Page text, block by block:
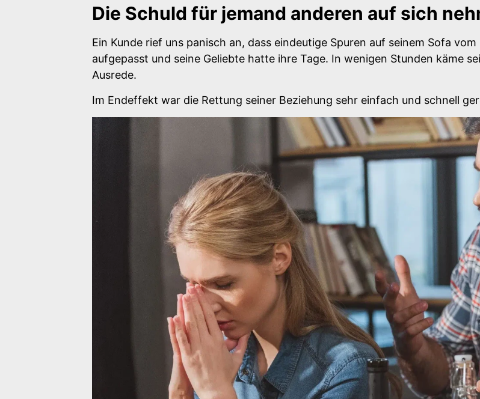
Die Schuld für jemand anderen auf sich
Ein Kunde rief uns panisch an, dass eindeutige Spuren auf seinem Sofa
aufgepasst und seine Geliebte hatte ihre Tage. In wenigen Stunden käme
Ausrede.
Im Endeffekt war die Rettung seiner Beziehung sehr einfach und schnell